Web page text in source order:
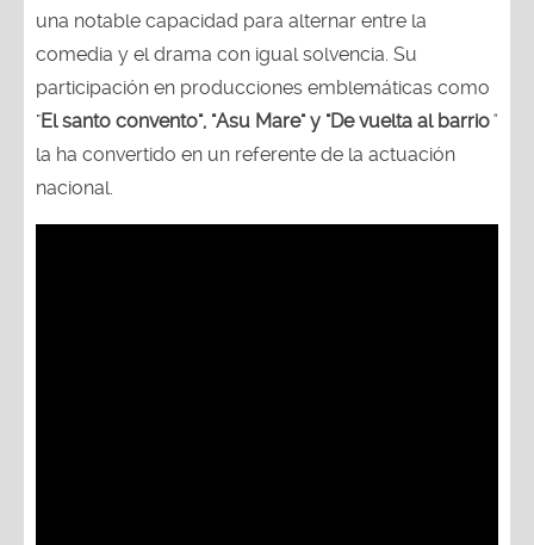
una notable capacidad para alternar entre la
comedia y el drama con igual solvencia. Su
participación en producciones emblemáticas como
"El santo convento", "Asu Mare" y "De vuelta al barrio"
la ha convertido en un referente de la actuación
nacional.